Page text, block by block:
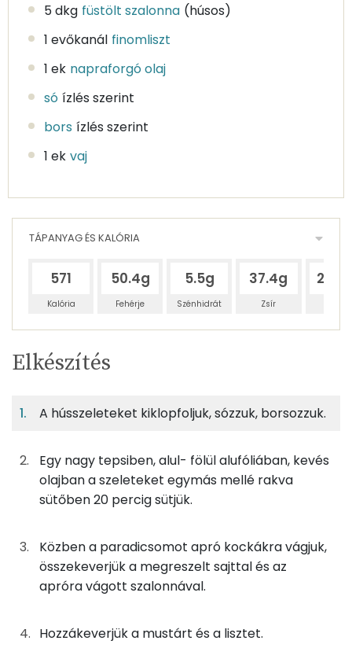
5 dkg füstölt szalonna (húsos)
1 evőkanál finomliszt
1 ek napraforgó olaj
só ízlés szerint
bors ízlés szerint
1 ek vaj
TÁPANYAG ÉS KALÓRIA
571
Kalória
50.4g
Fehérje
5.5g
Szénhidrát
37.4g
Zsír
Egy
adagban
16%
2%
12%
200g sertés rövidkaraj
332 kcal
25g sajt
88 kcal
1gmustár
13gfüstölt szalonna
TÁPANYAGTARTALOM
Egy
4
100
16%
Fehérje
2%
Szénhidrát
12%
Zsír
70%
Víz
Foszfor
Nátrium
Elkészítés
A hússzeleteket kiklopfoljuk, sózzuk, borsozzuk.
Egy nagy tepsiben, alul- fölül alufóliában, kevés
olajban a szeleteket egymás mellé rakva
sütőben 20 percig sütjük.
Közben a paradicsomot apró kockákra vágjuk,
összekeverjük a megreszelt sajttal és az
apróra vágott szalonnával.
Hozzákeverjük a mustárt és a lisztet.